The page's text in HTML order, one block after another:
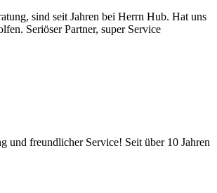
sind seit Jahren bei Herrn Hub. Hat uns
Seriöser Partner, super Service
und freundlicher Service! Seit über 10 Jahren